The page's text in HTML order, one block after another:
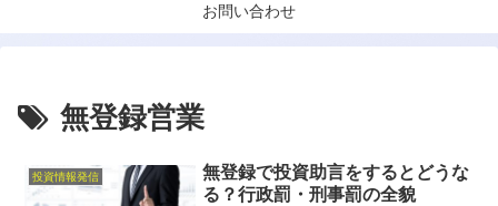
お問い合わせ
無登録営業
投資情報発信
無登録で投資助言をするとどうな
る？行政罰・刑事罰の全貌